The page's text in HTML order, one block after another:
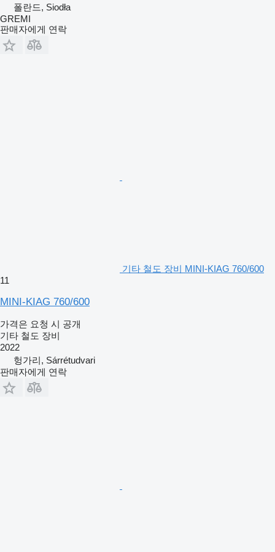
폴란드, Siodła
GREMI
판매자에게 연락
기타 철도 장비 MINI-KIAG 760/600
11
MINI-KIAG 760/600
가격은 요청 시 공개
기타 철도 장비
2022
헝가리, Sárrétudvari
판매자에게 연락